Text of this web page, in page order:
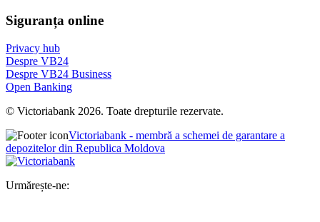
Siguranța online
Privacy hub
Despre VB24
Despre VB24 Business
Open Banking
© Victoriabank 2026. Toate drepturile rezervate.
Victoriabank - membră a schemei de garantare a
depozitelor din Republica Moldova
Urmărește-ne: